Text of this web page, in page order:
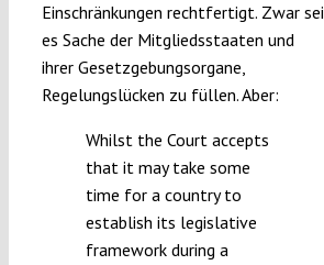
Einschränkungen rechtfertigt. Zwar sei
es Sache der Mitgliedsstaaten und
ihrer Gesetzgebungsorgane,
Regelungslücken zu füllen. Aber:
Whilst the Court accepts
that it may take some
time for a country to
establish its legislative
framework during a